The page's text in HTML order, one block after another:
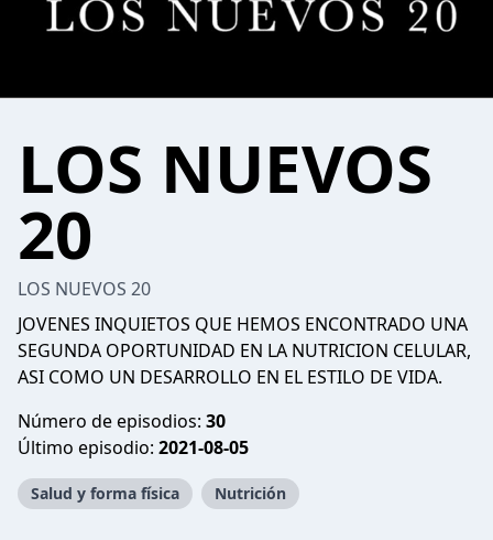
LOS NUEVOS
20
LOS NUEVOS 20
JOVENES INQUIETOS QUE HEMOS ENCONTRADO UNA
SEGUNDA OPORTUNIDAD EN LA NUTRICION CELULAR,
ASI COMO UN DESARROLLO EN EL ESTILO DE VIDA.
Número de episodios: 30
Último episodio: 2021-08-05
Salud y forma física Nutrición